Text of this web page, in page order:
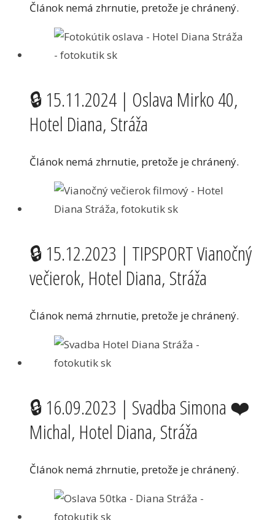
Článok nemá zhrnutie, pretože je chránený.
🔒 15.11.2024 | Oslava Mirko 40,
Hotel Diana, Stráža
Článok nemá zhrnutie, pretože je chránený.
🔒 15.12.2023 | TIPSPORT Vianočný
večierok, Hotel Diana, Stráža
Článok nemá zhrnutie, pretože je chránený.
🔒 16.09.2023 | Svadba Simona ❤️
Michal, Hotel Diana, Stráža
Článok nemá zhrnutie, pretože je chránený.